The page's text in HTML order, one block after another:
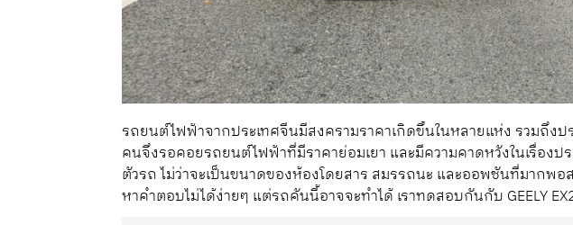
รถยนต์ไฟฟ้าจากประเทศจีนมีสงครามราคาเกิดขึ้นในหลายแห่ง รวมถึงป
คนจึงรอคอยรถยนต์ไฟฟ้าที่มีราคาย่อมเยา และมีความคาดหวังในเรื่อง
ตัวรถ ไม่ว่าจะเป็นขนาดของห้องโดยสาร สมรรถนะ และออพชันที่มากพ
หาคำตอบไม่ได้ง่ายๆ แต่รถคันนี้อาจจะทำได้ เราทดสอบกันกับ GEELY